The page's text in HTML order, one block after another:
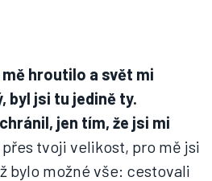
mě hroutilo a svět mi
byl jsi tu jedině ty.
jen tím, že jsi mi
přes tvoji velikost, pro mě jsi
bylo možné vše: cestovali